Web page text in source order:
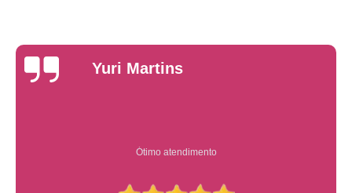
Yuri Martins
Ótimo atendimento